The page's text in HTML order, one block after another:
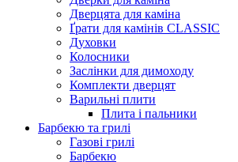
Дверцята для каміна
Ґрати для камінів CLASSIC
Духовки
Колосники
Заслінки для димоходу
Комплекти дверцят
Варильні плити
Плита і пальники
Барбекю та грилі
Газові грилі
Барбекю